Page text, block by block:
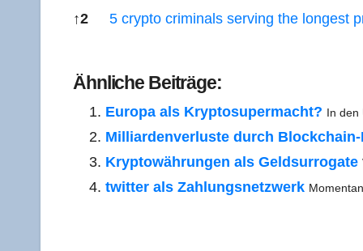
↑2 5 cryp­to cri­mi­nals ser­ving the lon­gest
Ähn­li­che Beiträge:
Euro­pa als Kryp­to­super­macht? In den
Mil­li­ar­den­ver­lus­te durch
Kryp­to­wäh­run­gen als Geld­sur­ro­ga­te
twit­ter als Zah­lungs­netz­werk